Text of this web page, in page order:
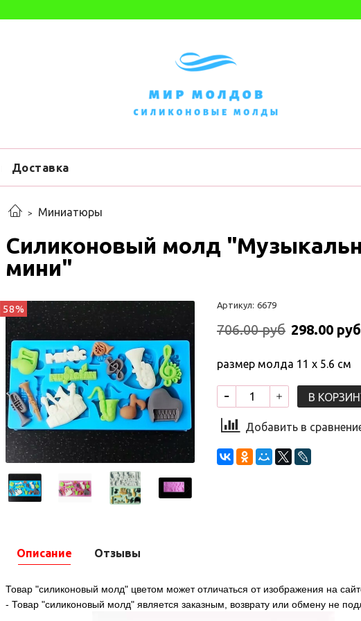
Доставка
Миниатюры
Силиконовый молд
мини"
58% Артикул: 6679
706.00 руб 298.00 руб
размер молда 11 х 5.6 см
В
Добавить в
Описание
Товар "силиконовый молд" цветом может отличаться от изображения на
- Товар "силиконовый молд" является заказным, возврату или обмену не
Отзывы